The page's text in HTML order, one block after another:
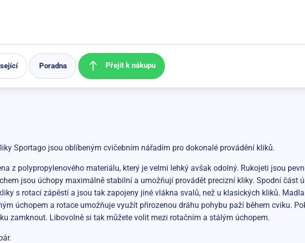
Poradna Přejít k nákupu
Sportago jsou oblíbeným cvičebním nářadím pro dokonalé provádění kliků.
z polypropylenového materiálu, který je velmi lehký avšak odolný. Rukojeti jsou
jsou úchopy maximálně stabilní a umožňují provádět precizní kliky. Spodní část
s rotací zápěstí a jsou tak zapojeny jiné vlákna svalů, než u klasických kliků.
úchopem a rotace umožňuje využít přirozenou dráhu pohybu paží během cviku.
zamknout. Libovolně si tak můžete volit mezi rotačním a stálým úchopem.